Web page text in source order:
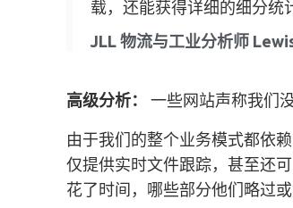
载，还能获得详细的细分统
JLL 物流与工业分析师
高级分析： 一些网站声称我们
由于我们的整个业务模式都依
仅提供实时文件跟踪，甚至还
花了时间，哪些部分他们略过